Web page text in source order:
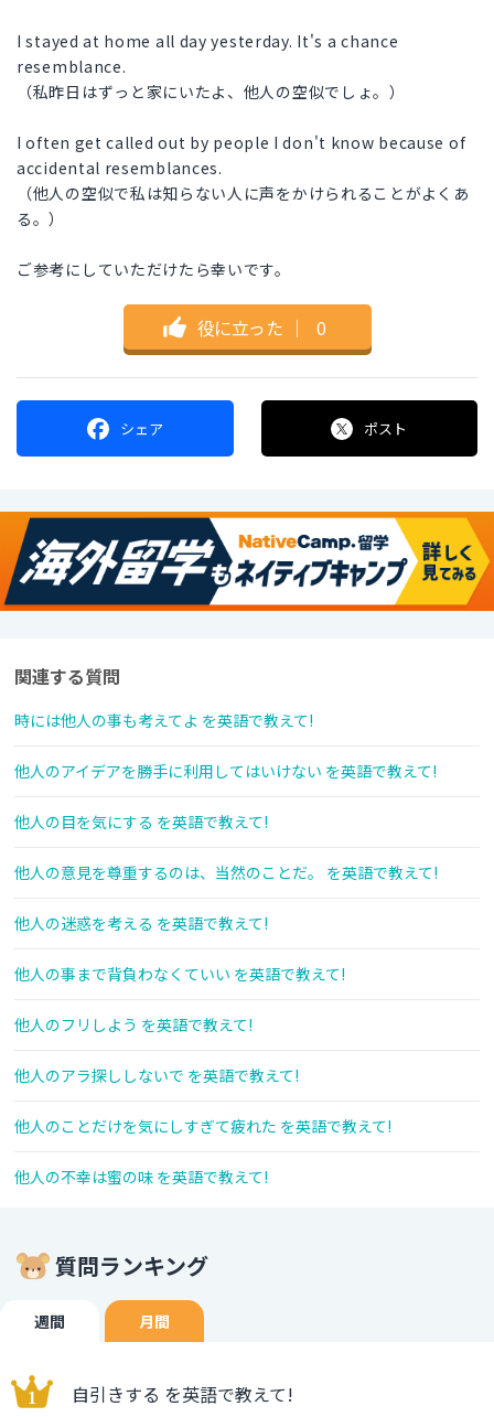
I stayed at home all day yesterday. It's a chance
resemblance.
（私昨日はずっと家にいたよ、他人の空似でしょ。）
I often get called out by people I don't know because of
accidental resemblances.
（他人の空似で私は知らない人に声をかけられることがよくあ
る。）
ご参考にしていただけたら幸いです。
役に立った ｜ 0
シェア ポスト
関連する質問
時には他人の事も考えてよ を英語で教えて!
他人のアイデアを勝手に利用してはいけない を英語で教えて!
他人の目を気にする を英語で教えて!
他人の意見を尊重するのは、当然のことだ。 を英語で教えて!
他人の迷惑を考える を英語で教えて!
他人の事まで背負わなくていい を英語で教えて!
他人のフリしよう を英語で教えて!
他人のアラ探ししないで を英語で教えて!
他人のことだけを気にしすぎて疲れた を英語で教えて!
他人の不幸は蜜の味 を英語で教えて!
質問ランキング
週間 月間
自引きする を英語で教えて!